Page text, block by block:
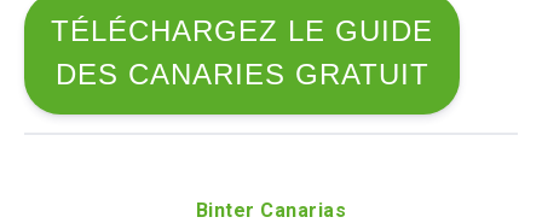
TÉLÉCHARGEZ LE GUIDE
DES CANARIES GRATUIT
Binter Canarias